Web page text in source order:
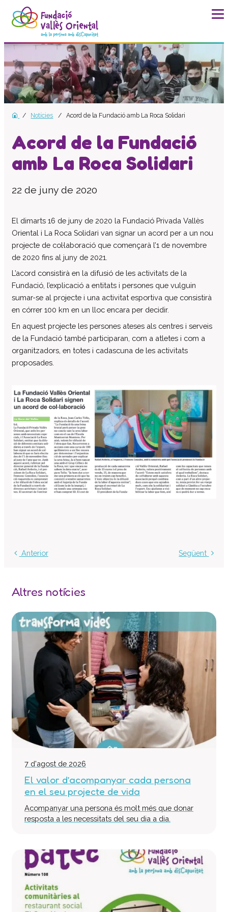
La fundació
Història
Missió, visió i valors
Distincions i entitats
Model de qualitat
Revista Batec
Memòries
Documents
Carta de serveis
Impacte social
El patronat
Organigrama de l’entitat
Informe auditoria comptes anuals
Contractes establerts amb l’administració
publica
Convenis subscrits amb l’administració
pública
Subvencions i ajudes públiques
concedides
Serveis a persones
Formació
Centre Ocupacional
Residència
Centre d’atenció especialitzada
Servei d’habitatge
Casa Empúries
Càtering
Serveis Generals
Pràctiques i inserció laboral
Assessorament LGD i RSC
Equip multidisciplinari de suport
Col·labora
Voluntaris
Donacions
Projectes
Notícies Acord de la Fundació amb La Roca Solidari
Acord de la Fundació
amb La Roca Solidari
22 de juny de 2020
El dimarts 16 de juny de 2020 la Fundació Privada Vallès
Oriental i La Roca Solidari van signar un acord per a un nou
projecte de col·laboració que començarà l’1 de novembre
de 2020 fins al juny de 2021.
L’acord consistirà en la difusió de les activitats de la
Fundació, l’explicació a entitats i persones que vulguin
sumar-se al projecte i una activitat esportiva que consistirà
en córrer 100 km en un lloc encara per decidir.
En aquest projecte les persones ateses als centres i serveis
de la Fundació també participaran, com a atletes i com a
organitzadors, en totes i cadascuna de les activitats
proposades.
Anterior Següent
Altres notícies
7 d'agost de 2026
El valor d’acompanyar cada persona
en el seu projecte de vida
Acompanyar una persona és molt més que donar
resposta a les necessitats del seu dia a dia.